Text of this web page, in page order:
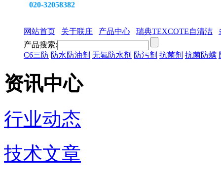
020-32058382
网站首页 关于联庄 产品中心 瑞典TEXCOTE自清洁
产品搜索:
C6三防 防水防油剂 无氟防水剂 防污剂 抗菌剂 抗菌防螨
资讯中心
行业动态
技术文章